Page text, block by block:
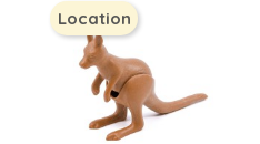
Location